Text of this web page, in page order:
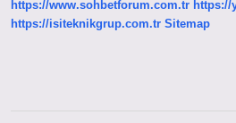
https://www.sohbetforum.com.tr https://
https://isiteknikgrup.com.tr Sitemap